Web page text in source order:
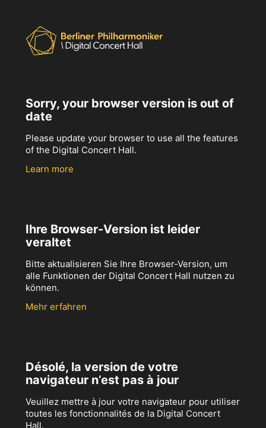
Sorry, your browser version is out of
date
Please update your browser to use all the features
of the Digital Concert Hall.
Learn more
Ihre Browser-Version ist leider
veraltet
Bitte aktualisieren Sie Ihre Browser-Version, um
alle Funktionen der Digital Concert Hall nutzen zu
können.
Mehr erfahren
Désolé, la version de votre
navigateur n’est pas à jour
Veuillez mettre à jour votre navigateur pour utiliser
toutes les fonctionnalités de la Digital Concert
Hall.